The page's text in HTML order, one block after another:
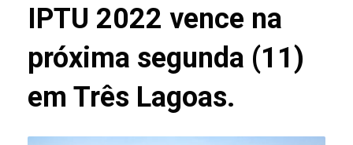
IPTU 2022 vence na
próxima segunda (11)
em Três Lagoas.